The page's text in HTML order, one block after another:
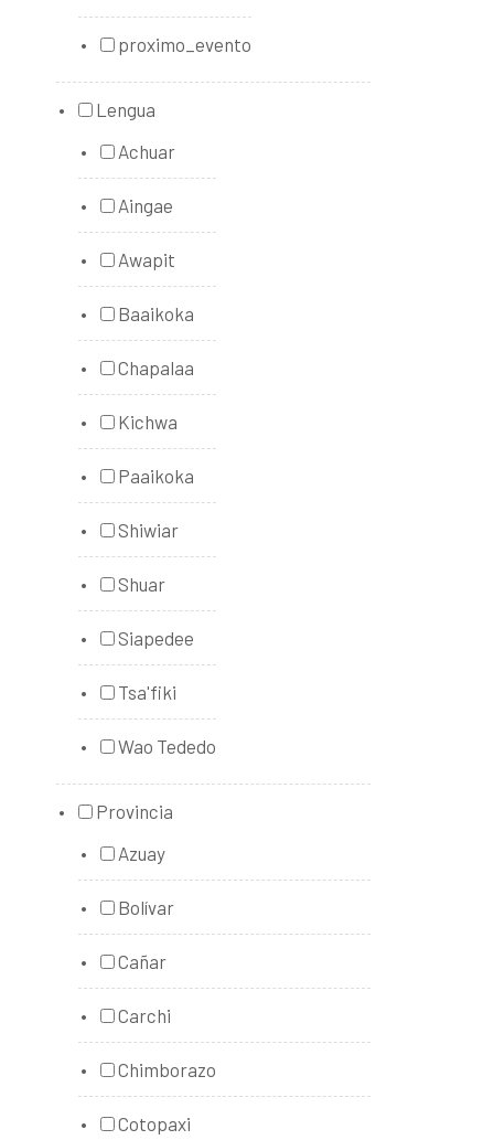
proximo_evento
Lengua
Achuar
Aingae
Awapit
Baaikoka
Chapalaa
Kichwa
Paaikoka
Shiwiar
Shuar
Siapedee
Tsa'fiki
Wao Tededo
Provincia
Azuay
Bolívar
Cañar
Carchi
Chimborazo
Cotopaxi